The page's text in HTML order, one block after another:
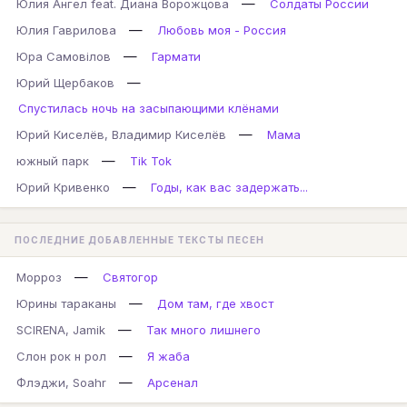
Юлия Ангел feat. Диана Ворожцова
—
Солдаты России
Юлия Гаврилова
—
Любовь моя - Россия
Юра Самовілов
—
Гармати
Юрий Щербаков
—
Спустилась ночь на засыпающими клёнами
Юрий Киселёв, Владимир Киселёв
—
Мама
южный парк
—
Tik Tok
Юрий Кривенко
— Годы, как вас задержать...
ПОСЛЕДНИЕ ДОБАВЛЕННЫЕ ТЕКСТЫ ПЕСЕН
Морроз —
Святогор
Юрины тараканы
—
Дом там, где хвост
SCIRENA, Jamik
—
Так много лишнего
Слон рок н рол
—
Я жаба
Флэджи, Soahr
— Арсенал